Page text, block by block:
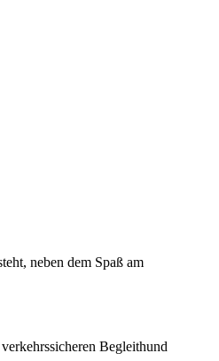
neben dem Spaß am
Begleithund